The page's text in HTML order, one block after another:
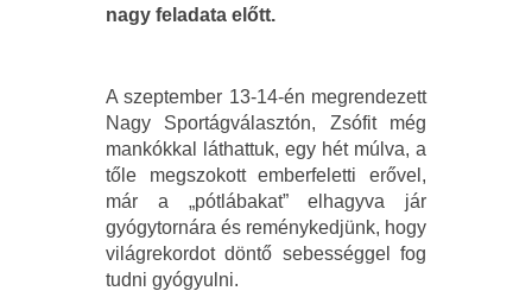
nagy feladata előtt.
A szeptember 13-14-én megrendezett
Nagy Sportágválasztón, Zsófit még
mankókkal láthattuk, egy hét múlva, a
tőle megszokott emberfeletti erővel,
már a „pótlábakat” elhagyva jár
gyógytornára és reménykedjünk, hogy
világrekordot döntő sebességgel fog
tudni gyógyulni.